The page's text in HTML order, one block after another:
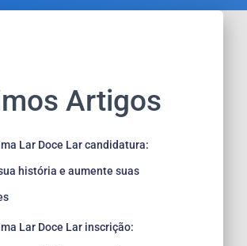
Artigos
Lar Doce Lar candidatura:
história e aumente suas
Lar Doce Lar inscrição: